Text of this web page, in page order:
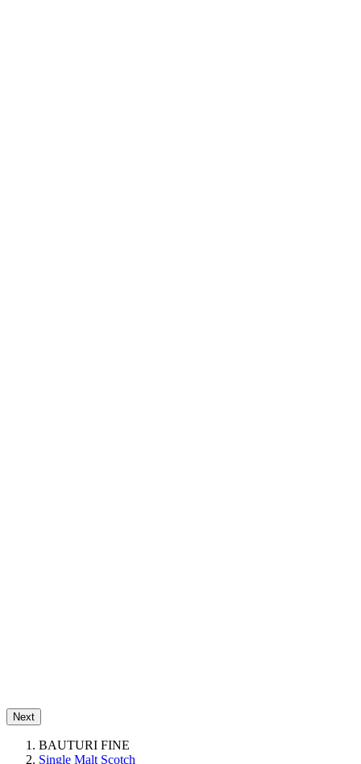
Next
BAUTURI FINE
Single Malt Scotch